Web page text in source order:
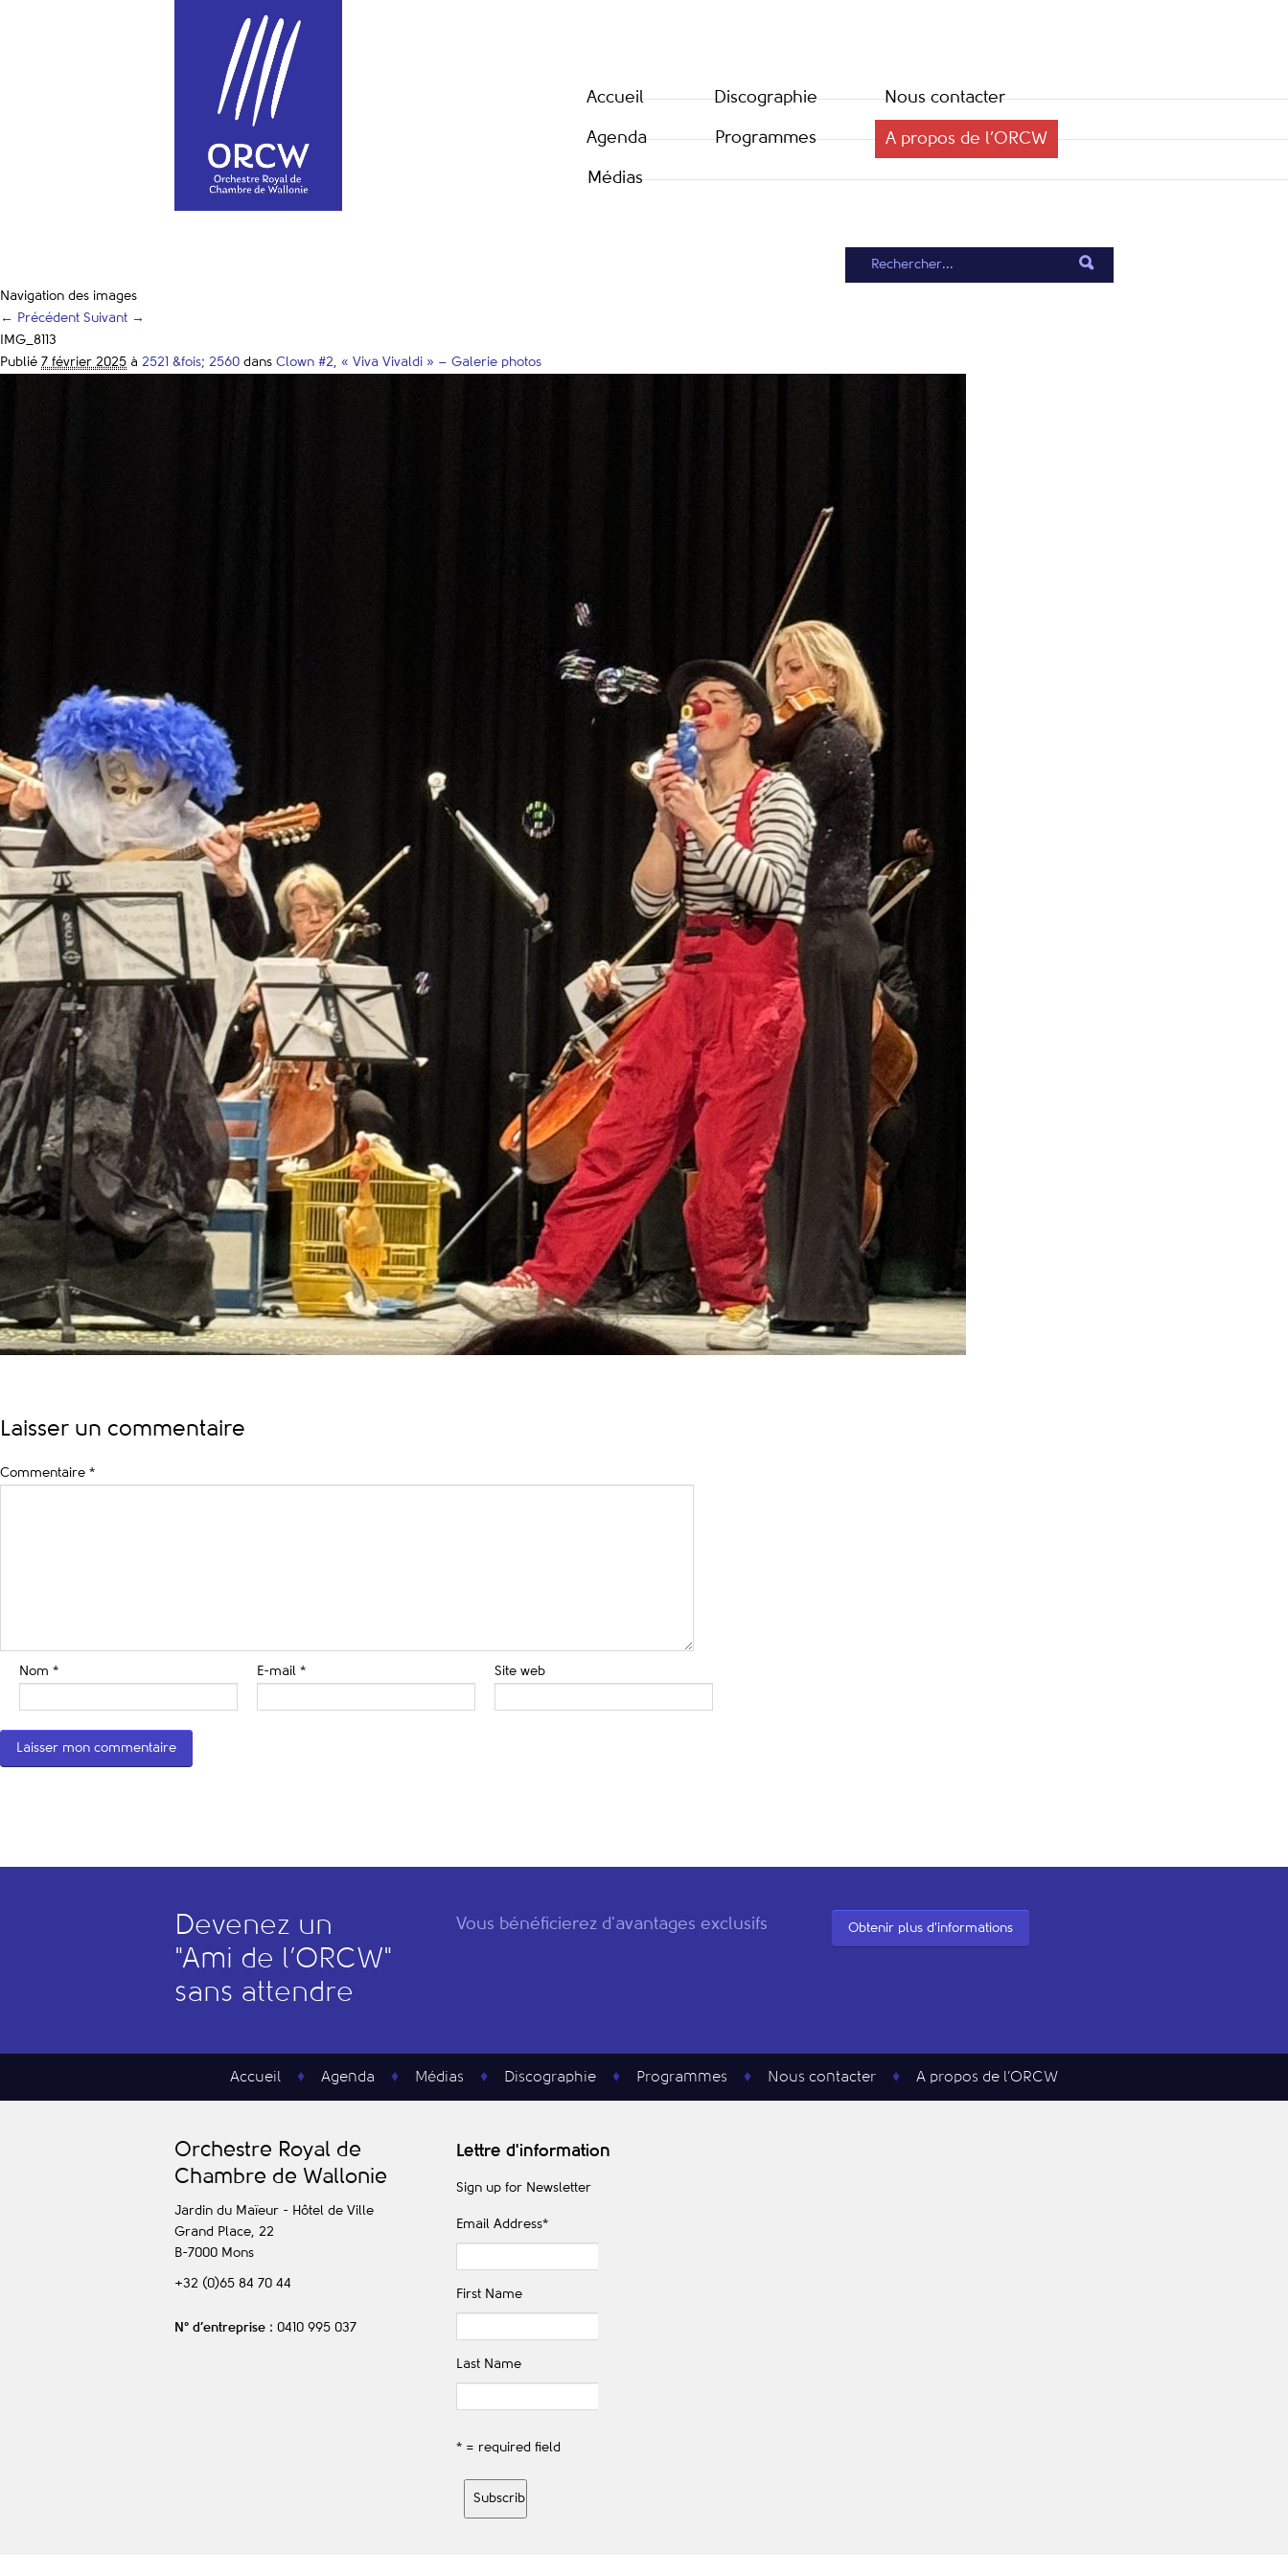
Accueil
Agenda
Médias
Discographie
Programmes
Nous contacter
A propos de l’ORCW
Navigation des images
← Précédent Suivant →
IMG_8113
Publié 7 février 2025 à 2521 &fois; 2560 dans Clown #2, « Viva Vivaldi » – Galerie photos
Laisser un commentaire
Commentaire *
Nom * E-mail * Site web
Devenez un
"Ami de l’ORCW"
sans attendre
Vous bénéficierez d'avantages exclusifs Obtenir plus d'informations
Accueil Agenda Médias Discographie Programmes Nous contacter A propos de l’ORCW
Orchestre Royal de
Chambre de Wallonie
Jardin du Maïeur - Hôtel de Ville
Grand Place, 22
B-7000 Mons
+32 (0)65 84 70 44
N° d’entreprise : 0410 995 037
Lettre d'information
Sign up for Newsletter
Email Address*
First Name
Last Name
* = required field